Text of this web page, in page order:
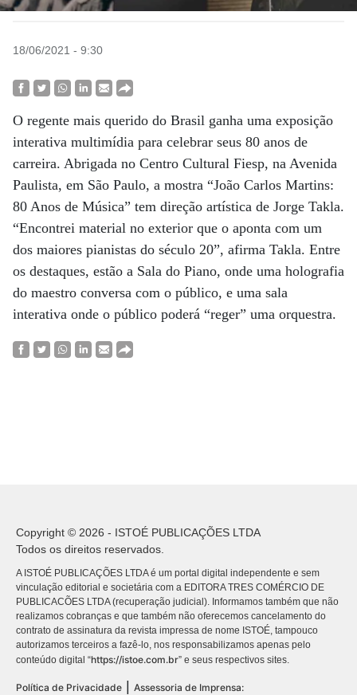
18/06/2021 - 9:30
O regente mais querido do Brasil ganha uma exposição
interativa multimídia para celebrar seus 80 anos de
carreira. Abrigada no Centro Cultural Fiesp, na Avenida
Paulista, em São Paulo, a mostra “João Carlos Martins:
80 Anos de Música” tem direção artística de Jorge Takla.
“Encontrei material no exterior que o aponta com um
dos maiores pianistas do século 20”, afirma Takla. Entre
os destaques, estão a Sala do Piano, onde uma holografia
do maestro conversa com o público, e uma sala
interativa onde o público poderá “reger” uma orquestra.
Copyright © 2026 - ISTOÉ PUBLICAÇÕES LTDA
Todos os direitos reservados.
A ISTOÉ PUBLICAÇÕES LTDA é um portal digital independente e sem
vinculação editorial e societária com a EDITORA TRES COMÉRCIO DE
PUBLICACÕES LTDA (recuperação judicial). Informamos também que não
realizamos cobranças e que também não oferecemos cancelamento do
contrato de assinatura da revista impressa de nome ISTOÉ, tampouco
autorizamos terceiros a fazê-lo, nos responsabilizamos apenas pelo
conteúdo digital “https://istoe.com.br” e seus respectivos sites.
Política de Privacidade Assessoria de Imprensa: